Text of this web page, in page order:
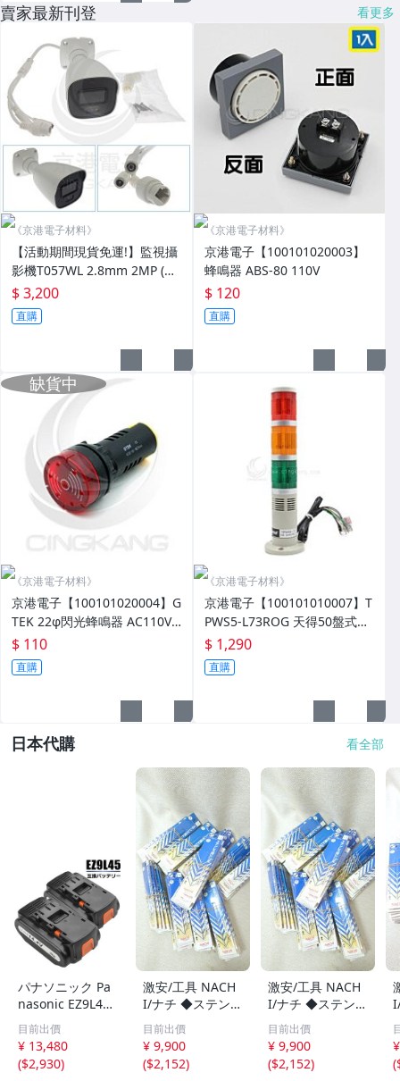
賣家最新刊登 看更多
《京港電子材料》
【活動期間現貨免運!】監視攝
影機T057WL 2.8mm 2MP (再
加送變壓器DVE12V/1A) 含稅
價
$ 3,200
直購
《京港電子材料》
京港電子【100101020003】
蜂鳴器 ABS-80 110V
$ 120
直購
《京港電子材料》
京港電子【100101020004】G
TEK 22φ閃光蜂鳴器 AC110V
紅
$ 110
直購
《京港電子材料》
京港電子【100101010007】T
PWS5-L73ROG 天得50盤式閃
光燈+蜂鳴器 24V LED紅/橙/綠
$ 1,290
直購
日本代購 看全部
パナソニック Pa
nasonic EZ9L45 /
EZ9L44 / EZ9L40
/ EY9L40 互換バ
ッテリー 14.4V 5.
0Ah 5000mAh P
目前出價
¥ 13,480
($2,930)
激安/工具 NACH
I/ナチ ◆ステンレ
ス用ドリル◆ HS
S 1.5mm/1pcs ま
とめ売り 100個
①
目前出價
¥ 9,900
($2,152)
激安/工具 NACH
I/ナチ ◆ステンレ
ス用ドリル◆ HS
S 1.5mm/1pcs ま
とめ売り 100個
②
目前出價
¥ 9,900
($2,152)
(